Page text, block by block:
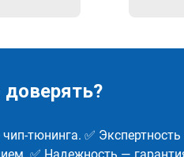
тюнинга. ✅